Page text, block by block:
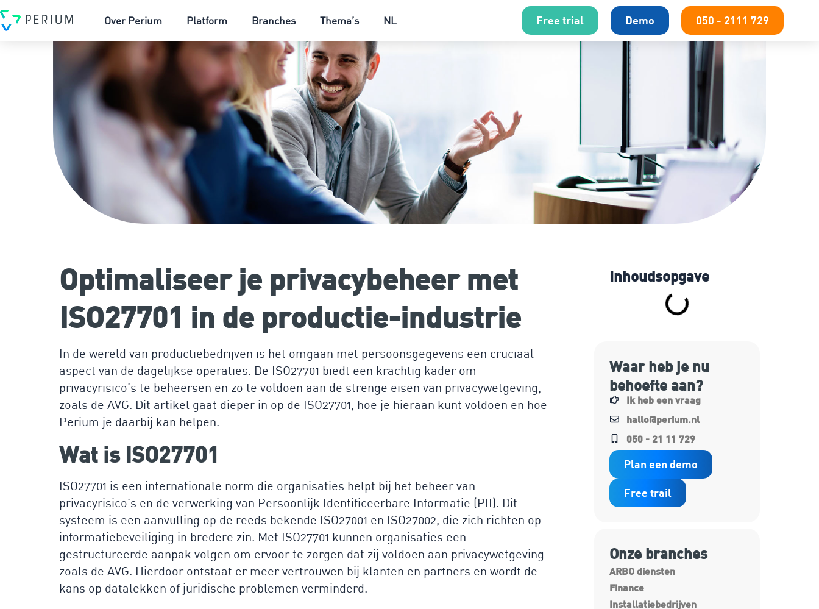
Over Perium Platform Branches Thema’s NL Free trial Demo 050 - 2111 729
Optimaliseer je privacybeheer met
ISO27701 in de productie-industrie
In de wereld van productiebedrijven is het omgaan met persoonsgegevens een cruciaal
aspect van de dagelijkse operaties. De ISO27701 biedt een krachtig kader om
privacyrisico’s te beheersen en zo te voldoen aan de strenge eisen van privacywetgeving,
zoals de AVG. Dit artikel gaat dieper in op de ISO27701, hoe je hieraan kunt voldoen en hoe
Perium je daarbij kan helpen.
Wat is ISO27701
ISO27701 is een internationale norm die organisaties helpt bij het beheer van
privacyrisico’s en de verwerking van Persoonlijk Identificeerbare Informatie (PII). Dit
systeem is een aanvulling op de reeds bekende ISO27001 en ISO27002, die zich richten op
informatiebeveiliging in bredere zin. Met ISO27701 kunnen organisaties een
gestructureerde aanpak volgen om ervoor te zorgen dat zij voldoen aan privacywetgeving
zoals de AVG. Hierdoor ontstaat er meer vertrouwen bij klanten en partners en wordt de
kans op datalekken of juridische problemen verminderd.
Inhoudsopgave
Waar heb je nu
behoefte aan?
Ik heb een vraag
hallo@perium.nl
050 - 21 11 729
Plan een demo
Free trail
Onze branches
ARBO diensten
Finance
Installatiebedrijven